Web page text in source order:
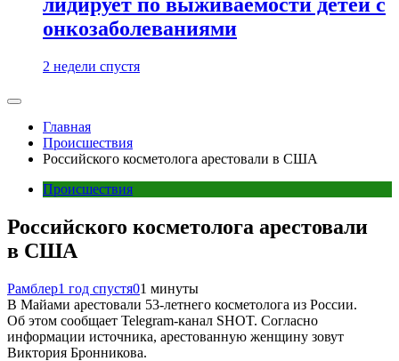
онкозаболеваниями
2 недели спустя
Главная
Происшествия
Российского косметолога арестовали в США
Происшествия
Российского косметолога арестовали
в США
Рамблер1 год спустя01 минуты
В Майами арестовали 53-летнего косметолога из России.
Об этом сообщает Telegram-канал SHOT. Согласно
информации источника, арестованную женщину зовут
Виктория Бронникова.